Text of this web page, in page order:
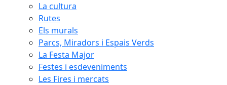
La cultura
Rutes
Els murals
Parcs, Miradors i Espais Verds
La Festa Major
Festes i esdeveniments
Les Fires i mercats